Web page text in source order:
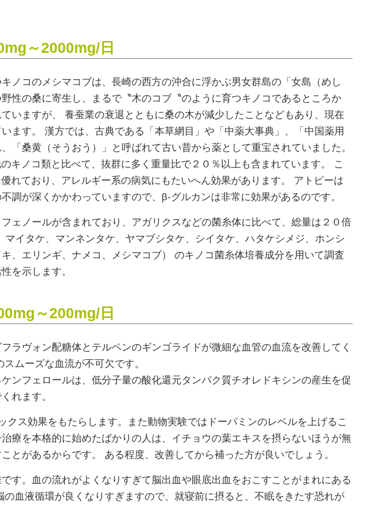
～2000mg/日
ノコのメシマコブは、長崎の西方の沖合に浮かぶ男女群島の「女島（めし
性の桑に寄生し、まるで〝木のコブ〝のように育つキノコであるところか
いますが、 養蚕業の衰退とともに桑の木が減少したことなどもあり、現在
ます。 漢方では、古典である「本草網目」や「中薬大事典」、「中国薬用
「桑黄（そうおう）」と呼ばれて古い昔から薬として重宝されていました。
キノコ類と比べて、抜群に多く重量比で２０％以上も含まれています。 こ
れており、アレルギー系の病気にもたいへん効果があります。 アトピーは
調が深くかかわっていますので、β-グルカンは非常に効果があるのです。
ェノールが含まれており、アガリクスなどの菌糸体に比べて、総量は２０倍
イタケ、マンネンタケ、ヤマブシタケ、シイタケ、ハタケシメジ、ホンシ
、エリンギ、ナメコ、メシマコブ） のキノコ菌糸体培養成分を用いて調査
を示します。
～200mg/日
ラヴォン配糖体とテルペンのギンゴライドが微細な血管の血流を改善してく
ムーズな血流が不可欠です。
ンフェロールは、低分子量の酸化還元タンパク質チオレドキシンの産生を促
れます。
クス効果をもたらします。また動物実験ではドーパミンのレベルを上げるこ
療を本格的に始めたばかりの人は、イチョウの葉エキスを摂らないほうが無
とがあるからです。 ある程度、改善してから補った方が良いでしょう。
す。血の流れがよくなりすぎて脳出血や眼底出血をおこすことがまれにある
血液循環が良くなりすぎますので、就寝前に摂ると、不眠をきたす恐れが